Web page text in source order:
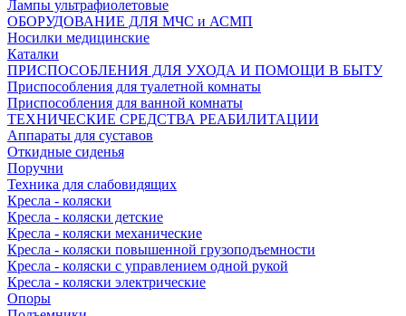
Лампы ультрафиолетовые
ОБОРУДОВАНИЕ ДЛЯ МЧС и АСМП
Носилки медицинские
Каталки
ПРИСПОСОБЛЕНИЯ ДЛЯ УХОДА И ПОМОЩИ В БЫТУ
Приспособления для туалетной комнаты
Приспособления для ванной комнаты
ТЕХНИЧЕСКИЕ СРЕДСТВА РЕАБИЛИТАЦИИ
Аппараты для суставов
Откидные сиденья
Поручни
Техника для слабовидящих
Кресла - коляски
Кресла - коляски детские
Кресла - коляски механические
Кресла - коляски повышенной грузоподъемности
Кресла - коляски с управлением одной рукой
Кресла - коляски электрические
Опоры